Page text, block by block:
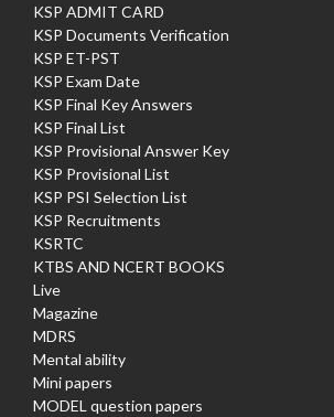
KSP ADMIT CARD
KSP Documents Verification
KSP ET-PST
KSP Exam Date
KSP Final Key Answers
KSP Final List
KSP Provisional Answer Key
KSP Provisional List
KSP PSI Selection List
KSP Recruitments
KSRTC
KTBS AND NCERT BOOKS
Live
Magazine
MDRS
Mental ability
Mini papers
MODEL question papers